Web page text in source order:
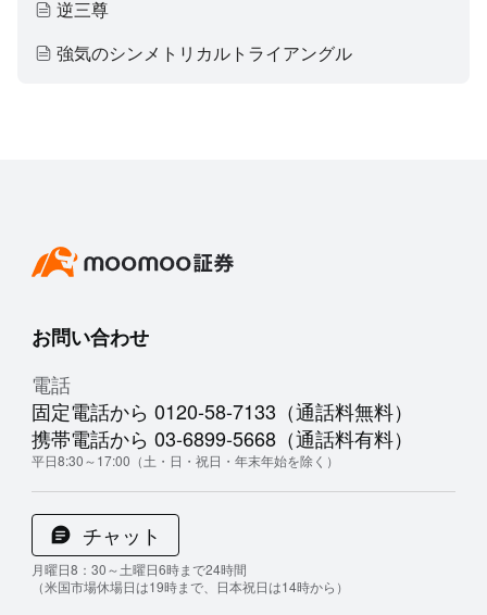
逆三尊
強気のシンメトリカルトライアングル
お問い合わせ
電話
固定電話から 0120-58-7133（通話料無料）
携帯電話から 03-6899-5668（通話料有料）
平日8:30～17:00（土・日・祝日・年末年始を除く）
チャット
月曜日8：30～土曜日6時まで24時間
（米国市場休場日は19時まで、日本祝日は14時から）